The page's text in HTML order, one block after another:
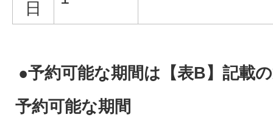
日
●予約可能な期間は【表B】記載
予約可能な期間